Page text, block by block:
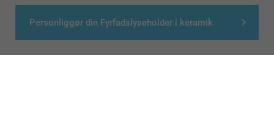
Personliggør din Fyrfadslyseholder i keramik
- Nederland - Norge - Österreich - Schweiz - Suisse -
Switzerland - Suomi Sverige - United Kingdom -